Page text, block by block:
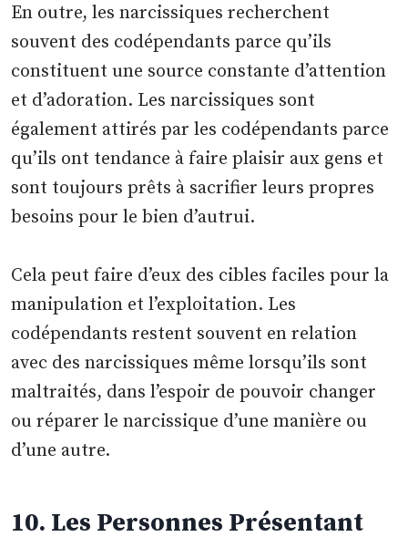
En outre, les narcissiques recherchent
souvent des codépendants parce qu’ils
constituent une source constante d’attention
et d’adoration. Les narcissiques sont
également attirés par les codépendants parce
qu’ils ont tendance à faire plaisir aux gens et
sont toujours prêts à sacrifier leurs propres
besoins pour le bien d’autrui.
Cela peut faire d’eux des cibles faciles pour la
manipulation et l’exploitation. Les
codépendants restent souvent en relation
avec des narcissiques même lorsqu’ils sont
maltraités, dans l’espoir de pouvoir changer
ou réparer le narcissique d’une manière ou
d’une autre.
10. Les Personnes Présentant